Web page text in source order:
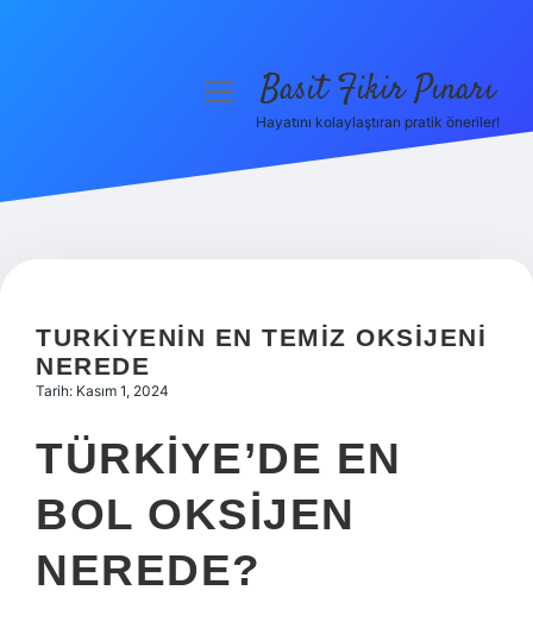
Hakkımızda
menüyüBasit Fikir Pınarı
Hayatını kolaylaştıran pratik öneriler!
TURKIYENIN EN TEMIZ OKSIJENI
NEREDE
Tarih: Kasım 1, 2024
TÜRKIYE’DE EN
BOL OKSIJEN
NEREDE?